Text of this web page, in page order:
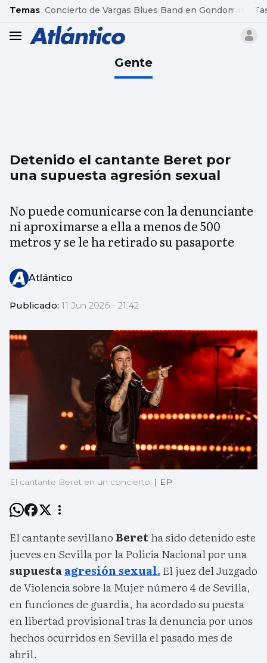
common.go-to-content
Temas Concierto de Vargas Blues Band en Gondomar
header.menu.open
Gente
Detenido el cantante Beret por
una supuesta agresión sexual
No puede comunicarse con la denunciante
ni aproximarse a ella a menos de 500
metros y se le ha retirado su pasaporte
Atlántico
Publicado: 11 Jun 2026 - 21:42
El cantante Beret en un concierto. | EP
El cantante sevillanoBeretha sido detenido este
jueves en Sevilla por la Policía Nacional por una
supuestaagresión sexual. El juez del Juzgado
de Violencia sobre la Mujer número 4 de Sevilla,
en funciones de guardia, ha acordado su puesta
en libertad provisional tras la denuncia por unos
hechos ocurridos en Sevilla el pasado mes de
abril.